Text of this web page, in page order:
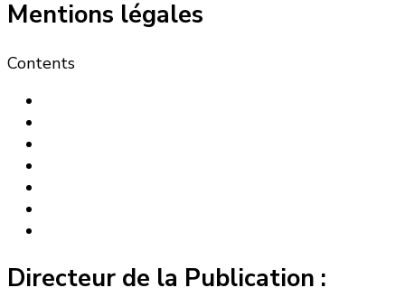
Mentions légales
Contents
Directeur de la Publication :